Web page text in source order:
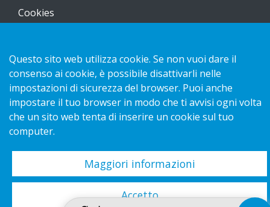
Cookies
Copyright 2026 HL Display AB. All rights reserved.
Questo sito web utilizza cookie. Se non vuoi dare il
consenso ai cookie, è possibile disattivarli nelle
impostazioni di sicurezza del browser. Puoi anche
impostare il tuo browser in modo che ti avvisi ogni volta
che un sito web tenta di inserire un cookie sul tuo
computer.
Maggiori informazioni
Accetto